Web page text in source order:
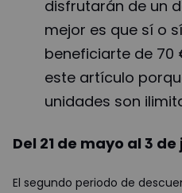
disfrutarán de un
mejor es que sí o
beneficiarte de 70
este artículo
unidades son
Del 21 de mayo al 3 de
El segundo periodo de